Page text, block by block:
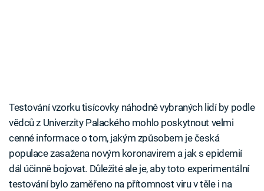
Testování vzorku tisícovky náhodně vybraných lidí by podle
vědců z Univerzity Palackého mohlo poskytnout velmi
cenné informace o tom, jakým způsobem je česká
populace zasažena novým koronavirem a jak s epidemií
dál účinně bojovat. Důležité ale je, aby toto experimentální
testování bylo zaměřeno na přítomnost viru v těle i na